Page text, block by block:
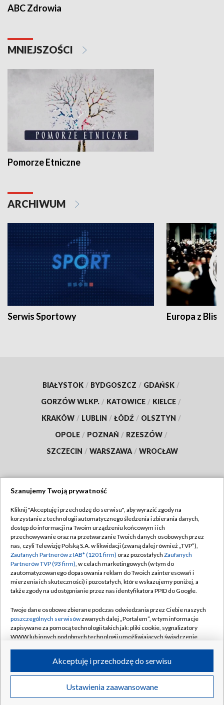
ABC Zdrowia
MNIEJSZOŚCI
Pomorze Etniczne
ARCHIWUM
Serwis Sportowy Europa z
BIAŁYSTOK / BYDGOSZCZ / GDAŃSK /
GORZÓW WLKP. / KATOWICE / KIELCE /
KRAKÓW / LUBLIN / ŁÓDŹ / OLSZTYN /
OPOLE / POZNAŃ / RZESZÓW /
SZCZECIN / WARSZAWA / WROCŁAW
TVP
Abonament TVP
Emisja w TVP
Centrum informacji TVP
Naziemna Telewizja Cyfrowa
Rada Programowa
System NOS
Informacje o nadawcy
Program dla prasy
Ogłoszenie przetargowe
Regulamin TVP
Polityka prywatności
Moje zgody
Pomoc
Kontakt
Kanały
©2026 Telewizja Polska S.A. w likwidacji
Szanujemy Twoją prywatność
Kliknij "Akceptuję i przechodzę do serwisu", aby wyrazić zgody na
korzystanie z technologii automatycznego śledzenia i zbierania danych,
dostęp do informacji na Twoim urządzeniu końcowym i ich
przechowywanie oraz na przetwarzanie Twoich danych osobowych przez
nas, czyli Telewizję Polską S.A. w likwidacji (zwaną dalej również „TVP”),
Zaufanych Partnerów z IAB* (1201 firm) oraz pozostałych Zaufanych
Partnerów TVP (93 firm), w celach marketingowych (w tym do
zautomatyzowanego dopasowania reklam do Twoich zainteresowań i
mierzenia ich skuteczności) i pozostałych, które wskazujemy poniżej, a
także zgody na udostępnianie przez nas identyfikatora PPID do Google.
Twoje dane osobowe zbierane podczas odwiedzania przez Ciebie naszych
poszczególnych serwisówzwanych dalej „Portalem”, w tym informacje
zapisywane za pomocą technologii takich jak: pliki cookie, sygnalizatory
WWW lub innych podobnych technologii umożliwiających świadczenie
ruchu w Internecie.
Twoje dane osobowe zbierane podczas odwiedzania przez Ciebie
poszczególnych serwisówna Portalu, takie jak adresy IP, identyfikatory
Ustawienia zaawansowane
Akceptuję i przechodzę do serwisu